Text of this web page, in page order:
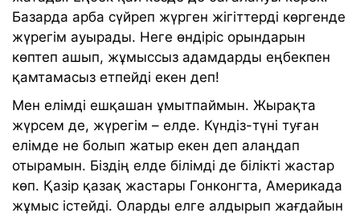
Базарда арба сүйреп жүрген жігіттерді көргенде
жүрегім ауырады. Неге өндіріс орындарын
көптеп ашып, жұмыссыз адамдарды еңбекпен
қамтамасыз етпейді екен деп!
Мен елімді ешқашан ұмытпаймын. Жырақта
жүрсем де, жүрегім – елде. Күндіз-түні туған
елімде не болып жатыр екен деп алаңдап
отырамын. Біздің елде білімді де білікті жастар
көп. Қазір қазақ жастары Гонконгта, Америкада
жұмыс істейді. Оларды елге алдырып жағдайын